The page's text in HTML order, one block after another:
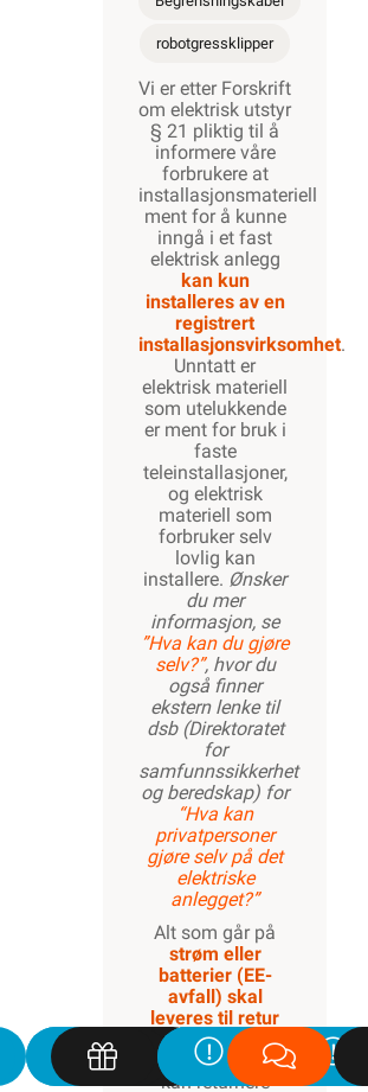
robotgressklipper
Vi er etter Forskrift
om elektrisk utstyr
§ 21 pliktig til å
informere våre
forbrukere at
installasjonsmateriell
ment for å kunne
inngå i et fast
elektrisk anlegg
kan kun
installeres av en
registrert
installasjonsvirksomhet.
Unntatt er
elektrisk materiell
som utelukkende
er ment for bruk i
faste
teleinstallasjoner,
og elektrisk
materiell som
forbruker selv
lovlig kan
installere. Ønsker
du mer
informasjon, se
”Hva kan du gjøre
selv?”, hvor du
også finner
ekstern lenke til
dsb (Direktoratet
for
samfunnssikkerhet
og beredskap) for
“Hva kan
privatpersoner
gjøre selv på det
elektriske
anlegget?”
Alt som går på
strøm eller
batterier (EE-
avfall) skal
leveres til retur
når det ikke kan
brukes lenger. Du
kan returnere